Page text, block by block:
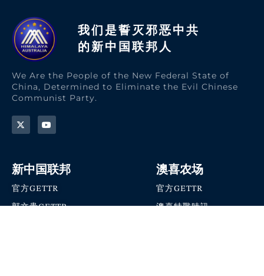
我们是誓灭邪恶中共
的新中国联邦人​
We Are the People of the New Federal State of
China, Determined to Eliminate the Evil Chinese
Communist Party.
新中国联邦
官方GETTR
郭文贵GETTR
澳喜农场
官方GETTR
澳喜特戰時訊